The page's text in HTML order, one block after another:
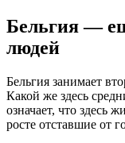
Бельгия —
людей
Бельгия занимает
Какой же здесь
означает, что здесь
росте отставшие от